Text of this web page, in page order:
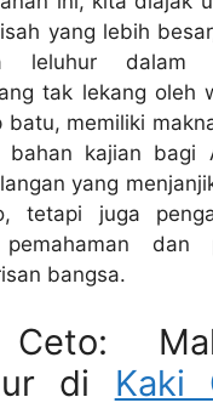
yang lebih
leluhur dalam
tak lekang oleh
batu, memiliki
bahan kajian bagi
yang
tetapi juga
dan
bangsa.
di Kaki